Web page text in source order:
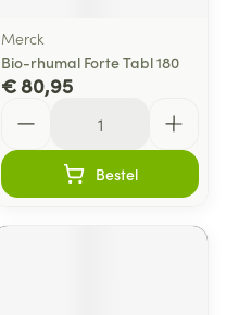
Merck
Bio-rhumal Forte Tabl 180
€ 80,95
Bestel